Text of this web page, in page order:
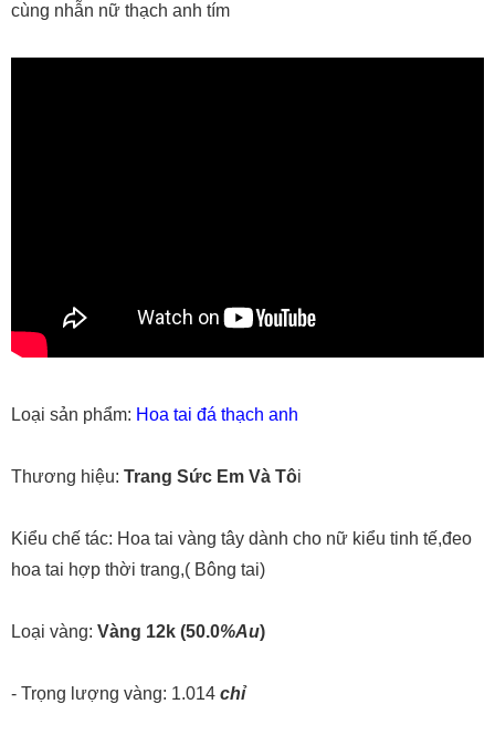
cùng nhẫn nữ thạch anh tím
Loại sản phẩm: Hoa tai đá thạch anh
Thương hiệu: Trang Sức Em Và Tôi
Kiểu chế tác: Hoa tai vàng tây dành cho nữ kiểu tinh tế,đeo
hoa tai hợp thời trang,( Bông tai)
Loại vàng: Vàng 12k (50.0%Au)
- Trọng lượng vàng: 1.014 chỉ